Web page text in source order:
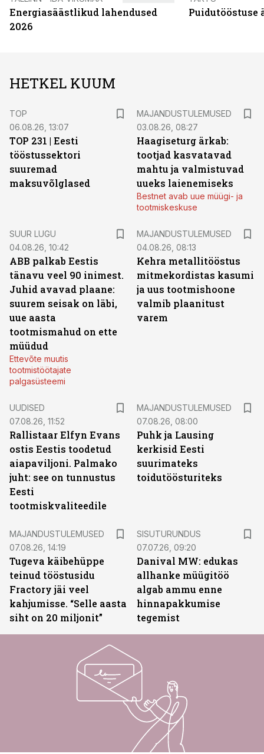
Energiasäästlikud lahendused
2026
Puidutööstuse
HETKEL KUUM
TOP
06.08.26, 13:07
TOP 231 | Eesti
tööstussektori
suuremad
maksuvõlglased
MAJANDUSTULEMUSED
03.08.26, 08:27
Haagiseturg ärkab:
tootjad kasvatavad
mahtu ja valmistuvad
uueks laienemiseks
Bestnet avab uue müügi- ja
tootmiskeskuse
SUUR LUGU
04.08.26, 10:42
ABB palkab Eestis
tänavu veel 90 inimest.
Juhid avavad plaane:
suurem seisak on läbi,
uue aasta
tootmismahud on ette
müüdud
Ettevõte muutis
tootmistöötajate
palgasüsteemi
MAJANDUSTULEMUSED
04.08.26, 08:13
Kehra metallitööstus
mitmekordistas kasumi
ja uus tootmishoone
valmib plaanitust
varem
UUDISED
07.08.26, 11:52
Rallistaar Elfyn Evans
ostis Eestis toodetud
aiapaviljoni. Palmako
juht: see on tunnustus
Eesti
tootmiskvaliteedile
MAJANDUSTULEMUSED
07.08.26, 08:00
Puhk ja Lausing
kerkisid Eesti
suurimateks
toidutöösturiteks
MAJANDUSTULEMUSED
07.08.26, 14:19
Tugeva käibehüppe
teinud tööstusidu
Fractory jäi veel
kahjumisse. “Selle aasta
siht on 20 miljonit”
SISUTURUNDUS
07.07.26, 09:20
Danival MW: edukas
allhanke müügitöö
algab ammu enne
hinnapakkumise
tegemist